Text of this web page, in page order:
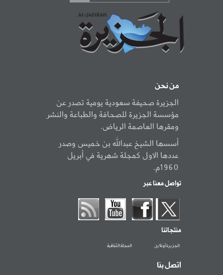
من نحن
الجزيرة صحيفة سعودية يومية تصدر عن
مؤسسة الجزيرة للصحافة والطباعة والنشر
ومقرها العاصمة الرياض.
أسسها الشيخ عبدالله بن خميس وصدر
عددها الاول كمجلة شهرية في أبريل
1960م.
تواصل معنا عبر
منتجاتنا
الجزيرة أونلاين المجلة الثقافية
اتصل بنا